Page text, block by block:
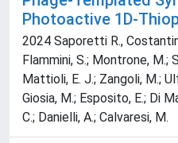
Photoactive 1D-
2024 Saporetti R.,
Flammini, S.; Montrone, M.;
Mattioli, E. J.; Zangoli, M.;
Giosia, M.; Esposito, E.; Di
C.; Danielli, A.; Calvaresi, M.